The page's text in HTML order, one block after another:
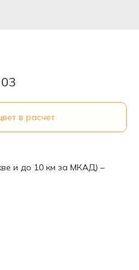
в расчет
и до 10 км за МКАД) –